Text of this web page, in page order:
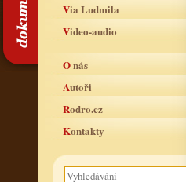
Via Ludmila
Video-audio
O nás
Autoři
Rodro.cz
Kontakty